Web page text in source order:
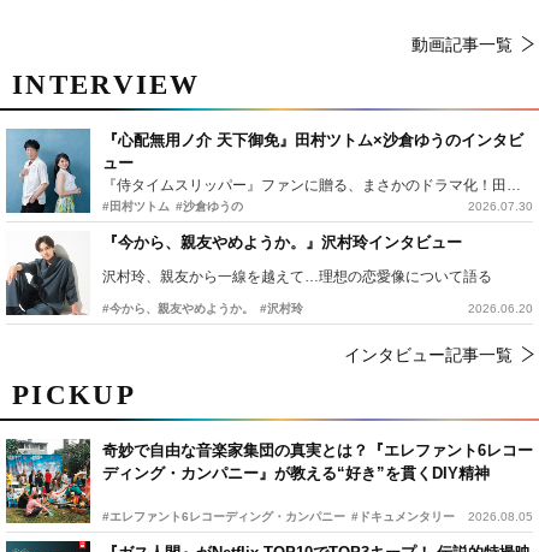
PICKUP
奇妙で自由な音楽家集団の真実とは？『エレファント6レコー
ディング・カンパニー』が教える“好き”を貫くDIY精神
#エレファント6レコーディング・カンパニー #ドキュメンタリー 2026.08.05
動画記事一覧
INTERVIEW
『心配無用ノ介 天下御免』田村ツトム×沙倉ゆうのインタビ
ュー
『侍タイムスリッパー』ファンに贈る、まさかのドラマ化！田村ツトム×沙倉ゆうのが語る『心配無用ノ介』撮影秘話
#田村ツトム #沙倉ゆうの 2026.07.30
『今から、親友やめようか。』沢村玲インタビュー
沢村玲、親友から一線を越えて…理想の恋愛像について語る
#今から、親友やめようか。 #沢村玲 2026.06.20
インタビュー記事一覧